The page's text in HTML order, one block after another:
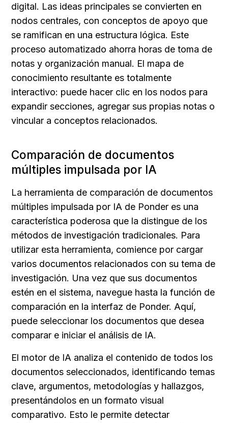
digital. Las ideas principales se convierten en
nodos centrales, con conceptos de apoyo que
se ramifican en una estructura lógica. Este
proceso automatizado ahorra horas de toma de
notas y organización manual. El mapa de
conocimiento resultante es totalmente
interactivo: puede hacer clic en los nodos para
expandir secciones, agregar sus propias notas o
vincular a conceptos relacionados.
Comparación de documentos
múltiples impulsada por IA
La herramienta de comparación de documentos
múltiples impulsada por IA de Ponder es una
característica poderosa que la distingue de los
métodos de investigación tradicionales. Para
utilizar esta herramienta, comience por cargar
varios documentos relacionados con su tema de
investigación. Una vez que sus documentos
estén en el sistema, navegue hasta la función de
comparación en la interfaz de Ponder. Aquí,
puede seleccionar los documentos que desea
comparar e iniciar el análisis de IA.
El motor de IA analiza el contenido de todos los
documentos seleccionados, identificando temas
clave, argumentos, metodologías y hallazgos,
presentándolos en un formato visual
comparativo. Esto le permite detectar